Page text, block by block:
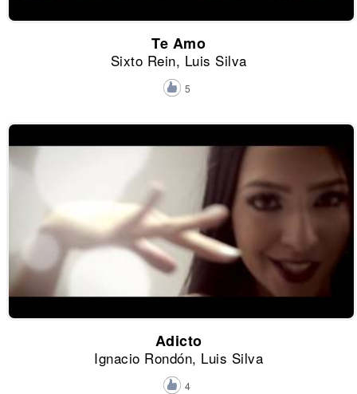
Te Amo
Sixto Rein, Luis Silva
5
Adicto
Ignacio Rondón, Luis Silva
4